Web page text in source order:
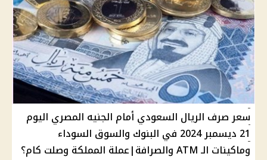
سعر صرف الريال السعودي أمام الجنيه المصري اليوم
21 ديسمبر 2024 في البنوك والسوق السوداء
وماكينات الـ ATM والصرافة|عملة المملكة وصلت كام؟